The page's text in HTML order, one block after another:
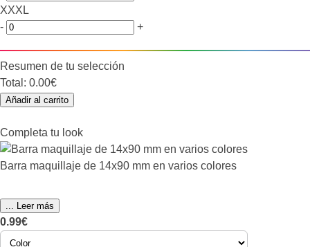
XXXL
-
+
Resumen de tu selección
Total: 0.00€
Añadir al carrito
Completa tu look
Barra maquillaje de 14x90 mm en varios colores
... Leer más
0.99€